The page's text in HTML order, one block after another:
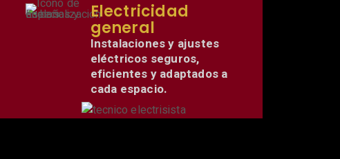
Electricidad
general
Instalaciones y ajustes
eléctricos seguros,
eficientes y adaptados a
cada espacio.